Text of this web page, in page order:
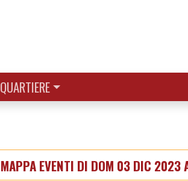
QUARTIERE
MAPPA EVENTI DI DOM 03 DIC 2023